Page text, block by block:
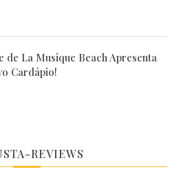
de La Musique Beach Apresenta
Cardápio!
REVIEWS